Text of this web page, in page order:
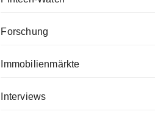
Forschung
Immobilienmärkte
Interviews